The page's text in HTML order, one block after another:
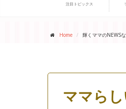
注目トピックス
Home 輝くママのNEWS
ママら